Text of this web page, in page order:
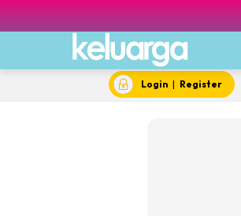
Login | Register